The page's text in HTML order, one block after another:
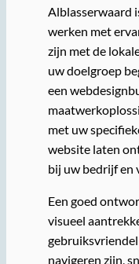
Alblasserwaard
werken met
zijn met de
uw doelgroep
een
met uw
website laten
bij uw bedrijf en
Een goed
visueel
navigeren zijn,